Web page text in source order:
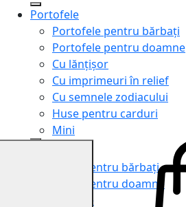
Portofele
Portofele pentru bărbați
Portofele pentru doamne
Cu lănțișor
Cu imprimeuri în relief
Cu semnele zodiacului
Huse pentru carduri
Mini
Genți pentru bărbați
Genți pentru doamne
Serviete